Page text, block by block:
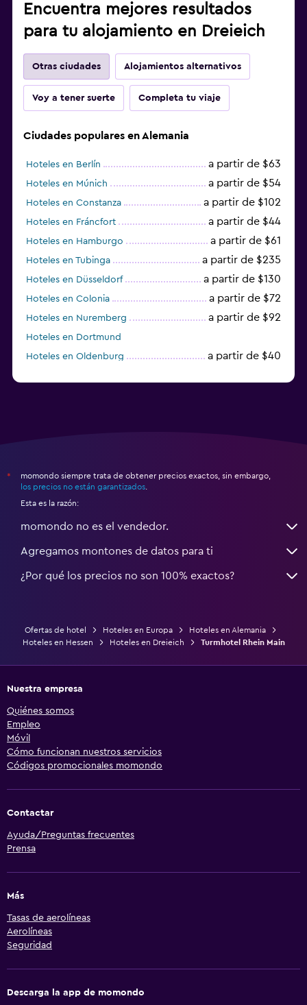
Encuentra mejores resultados
para tu alojamiento en Dreieich
Otras ciudades Alojamientos alternativos
Voy a tener suerte Completa tu viaje
Ciudades populares en Alemania
Hoteles en Berlín a partir de $63
Hoteles en Múnich a partir de $54
Hoteles en Constanza a partir de $102
Hoteles en Fráncfort a partir de $44
Hoteles en Hamburgo a partir de $61
Hoteles en Tubinga a partir de $235
Hoteles en Düsseldorf a partir de $130
Hoteles en Colonia a partir de $72
Hoteles en Nuremberg a partir de $92
Hoteles en Dortmund
Hoteles en Oldenburg
a partir de $40
*
momondo siempre trata de obtener precios exactos, sin embargo,
los precios no están garantizados
Esta es la razón:
momondo no es el vendedor.
Agregamos montones de datos para ti
¿Por qué los precios no son 100% exactos?
Ofertas de hotel Hoteles en Europa
Hoteles en Alemania
Hoteles en Hessen
Hoteles en Dreieich Turmhotel Rhein Main
Nuestra empresa
Quiénes somos
Empleo
Móvil
Cómo funcionan nuestros servicios
Códigos promocionales momondo
Contactar
Ayuda/Preguntas frecuentes
Prensa
Más
Tasas de aerolíneas
Aerolíneas
Seguridad
Descarga la app de momondo